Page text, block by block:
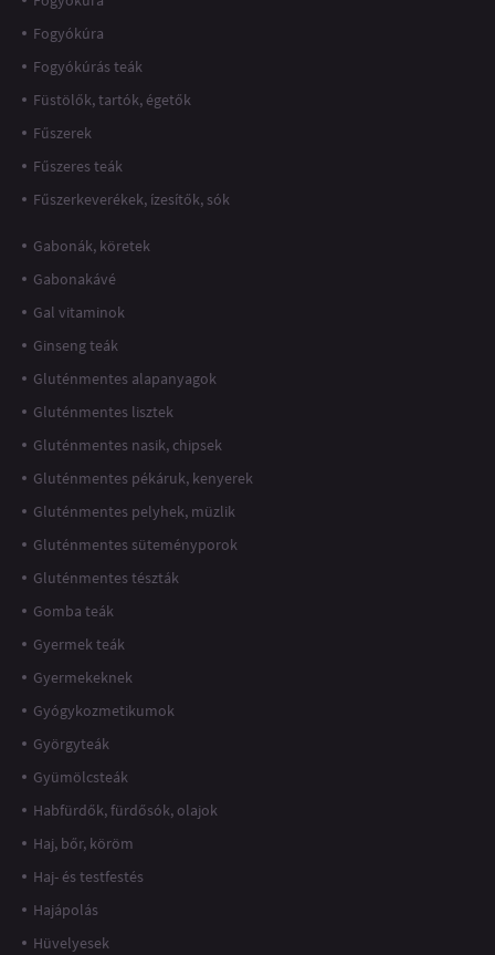
Fogyókúra
Fogyókúrás teák
Füstölők, tartók, égetők
Fűszerek
Fűszeres teák
Fűszerkeverékek, ízesítők, sók
Gabonák, köretek
Gabonakávé
Gal vitaminok
Ginseng teák
Gluténmentes alapanyagok
Gluténmentes lisztek
Gluténmentes nasik, chipsek
Gluténmentes pékáruk, kenyerek
Gluténmentes pelyhek, müzlik
Gluténmentes süteményporok
Gluténmentes tészták
Gomba teák
Gyermek teák
Gyermekeknek
Gyógykozmetikumok
Györgyteák
Gyümölcsteák
Habfürdők, fürdősók, olajok
Haj, bőr, köröm
Haj- és testfestés
Hajápolás
Hüvelyesek